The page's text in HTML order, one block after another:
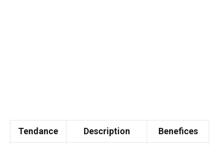
Tendance Description Benefices